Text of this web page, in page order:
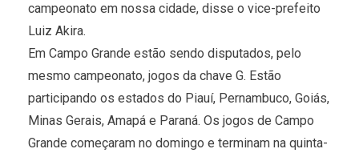
campeonato em nossa cidade, disse o vice-prefeito
Luiz Akira.
Em Campo Grande estão sendo disputados, pelo
mesmo campeonato, jogos da chave G. Estão
participando os estados do Piauí, Pernambuco, Goiás,
Minas Gerais, Amapá e Paraná. Os jogos de Campo
Grande começaram no domingo e terminam na quinta-